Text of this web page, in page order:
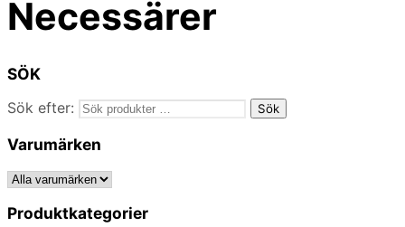
Necessärer
SÖK
Sök efter: Sök
Varumärken
Produktkategorier